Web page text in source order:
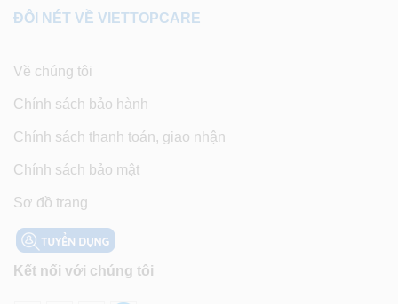
ĐÔI NÉT VỀ VIETTOPCARE
Về chúng tôi
Chính sách bảo hành
Chính sách thanh toán, giao nhận
Chính sách bảo mật
Sơ đồ trang
Kết nối với chúng tôi